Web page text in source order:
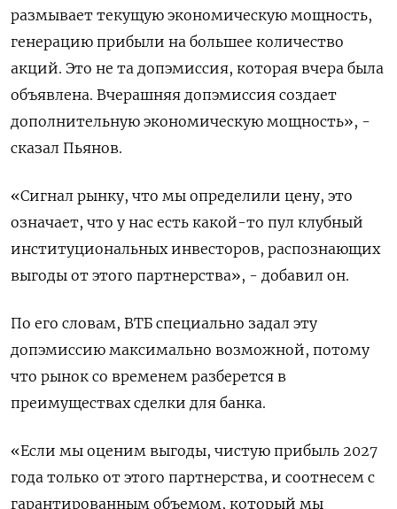
размывает текущую экономическую мощность,
генерацию прибыли на большее количество
акций. Это не та допэмиссия, которая вчера была
объявлена. Вчерашняя допэмиссия создает
дополнительную экономическую мощность», - ​
сказал Пьянов.
«Сигнал рынку, что мы определили цену, ​это
означает, что у нас есть ‌какой-то пул клубный
институциональных инвесторов, распознающих
выгоды от этого партнерства», - добавил он.
По его словам, ВТБ специально задал эту
допэмиссию максимально возможной, потому
что рынок со ​временем разберется в
преимуществах сделки для банка.
«Если мы оценим выгоды, чистую прибыль 2027
года только от этого партнерства, и соотнесем с
гарантированным объемом, который мы